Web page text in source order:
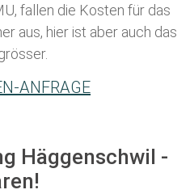
fallen die Kosten für das
aus, hier ist aber auch das
ANFRAGE
Häggenschwil -